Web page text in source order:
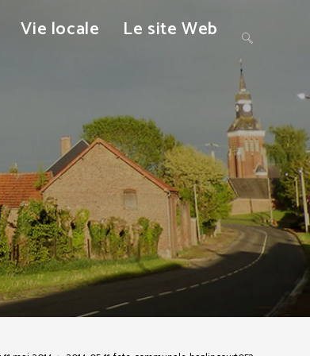
Vie locale Le site Web Toggle
website
search